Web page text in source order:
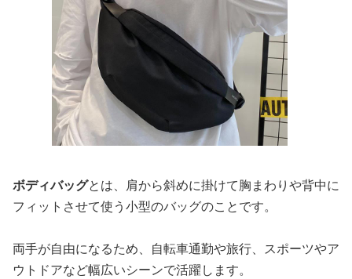
ボディバッグとは、肩から斜めに掛けて胸まわりや背中に
フィットさせて使う小型のバッグのことです。
両手が自由になるため、自転車通勤や旅行、スポーツやア
ウトドアなど幅広いシーンで活躍します。